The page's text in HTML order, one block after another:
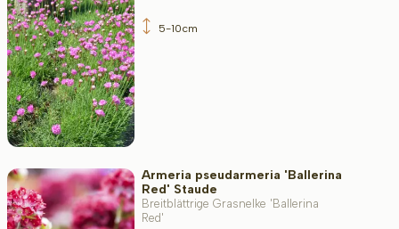
5-10cm
Armeria pseudarmeria 'Ballerina
Red' Staude
Breitblättrige Grasnelke 'Ballerina
Red'